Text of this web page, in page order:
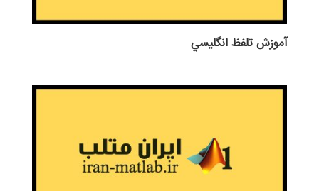
آموزش تلفظ انگليسي